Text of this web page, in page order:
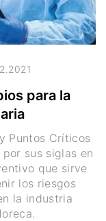
para la
Puntos Críticos
sus siglas en
que sirve
los riesgos
la industria